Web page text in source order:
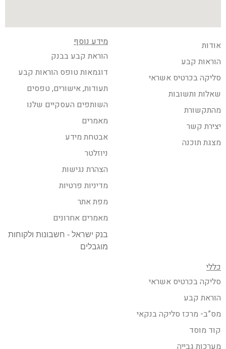
אודות
הוראות קבע
סליקה בכרטיס אשראי
שאלות ותשובות
מהתקשורת
יצירת קשר
מצגת תוכנה
מידע נוסף
הוראת קבע בבנק
דוגמאות טופס הוראות קבע
תעודות, אישורים, טפסים
השותפים העסקיים שלנו
מאמרים
אבטחת מידע
ניוזלטר
הצהרת נגישות
מדיניות פרטיות
מפת אתר
מאמרים אחרונים
בנק ישראל - חשבונות ולקוחות
מוגבלים
כללי
סליקה בכרטיס אשראי
הוראת קבע
מס”ב- מרכז סליקה בנקאי
קוד מוסד
מערכות גבייה